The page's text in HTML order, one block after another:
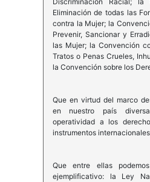
Eliminación de todas las
contra la Mujer; la
Prevenir, Sancionar y
las Mujer; la Convención
Tratos o Penas Crueles,
la Convención sobre los
Que en virtud del marco
en nuestro país
operatividad a los
instrumentos
Que entre ellas
ejemplificativo: la Ley